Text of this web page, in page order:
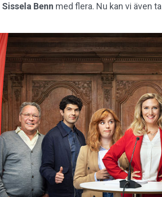
Sissela Benn med flera. Nu kan vi även